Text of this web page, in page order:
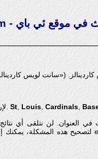
هذا يرشد eBay لإرجاع جميع العناصر بكل الكلمات الرئيسية الخمس.St Louis ,Cardinals
في العنوان. لن نتلقى أي